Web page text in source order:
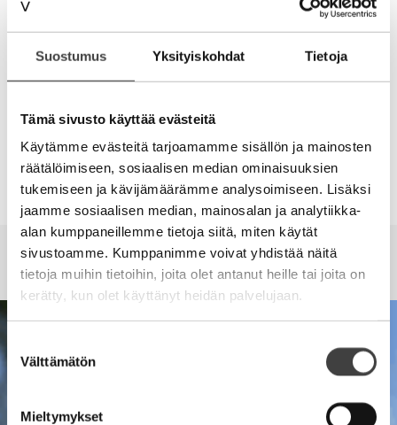
Suostumus Yksityiskohdat Tietoja
Tämä sivusto käyttää evästeitä
Käytämme evästeitä tarjoamamme sisällön ja mainosten
räätälöimiseen, sosiaalisen median ominaisuuksien
tukemiseen ja kävijämäärämme analysoimiseen. Lisäksi
jaamme sosiaalisen median, mainosalan ja analytiikka-
alan kumppaneillemme tietoja siitä, miten käytät
sivustoamme. Kumppanimme voivat yhdistää näitä
tietoja muihin tietoihin, joita olet antanut heille tai joita on
kerätty, kun olet käyttänyt heidän palvelujaan.
valinta
Välttämätön
Mieltymykset
Sähköpostiosoite
Alternative:
Lue lisää
TOTUUS MARKKINOINNISTA
TULEVAISUUS
HAASTATTELU RADIO ROCK